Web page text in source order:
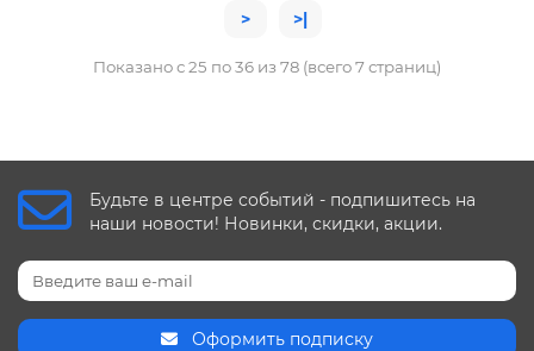
> >|
Показано с 25 по 36 из 78 (всего 7 страниц)
Будьте в центре событий - подпишитесь на
наши новости! Новинки, скидки, акции.
Оформить подписку